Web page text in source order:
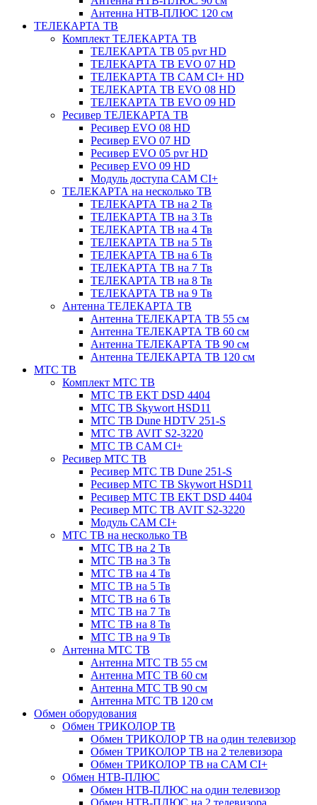
Антенна НТВ-ПЛЮС 120 см
ТЕЛЕКАРТА ТВ
Комплект ТЕЛЕКАРТА ТВ
ТЕЛЕКАРТА ТВ 05 pvr HD
ТЕЛЕКАРТА ТВ EVO 07 HD
ТЕЛЕКАРТА ТВ CAM CI+ HD
ТЕЛЕКАРТА ТВ EVO 08 HD
ТЕЛЕКАРТА ТВ EVO 09 HD
Ресивер ТЕЛЕКАРТА ТВ
Ресивер EVO 08 HD
Ресивер EVO 07 HD
Ресивер EVO 05 pvr HD
Ресивер EVO 09 HD
Модуль доступа CAM CI+
ТЕЛЕКАРТА на несколько ТВ
ТЕЛЕКАРТА ТВ на 2 Тв
ТЕЛЕКАРТА ТВ на 3 Тв
ТЕЛЕКАРТА ТВ на 4 Тв
ТЕЛЕКАРТА ТВ на 5 Тв
ТЕЛЕКАРТА ТВ на 6 Тв
ТЕЛЕКАРТА ТВ на 7 Тв
ТЕЛЕКАРТА ТВ на 8 Тв
ТЕЛЕКАРТА ТВ на 9 Тв
Антенна ТЕЛЕКАРТА ТВ
Антенна ТЕЛЕКАРТА ТВ 55 см
Антенна ТЕЛЕКАРТА ТВ 60 см
Антенна ТЕЛЕКАРТА ТВ 90 см
Антенна ТЕЛЕКАРТА ТВ 120 см
МТС ТВ
Комплект МТС ТВ
МТС ТВ EKT DSD 4404
МТС ТВ Skywort HSD11
МТС ТВ Dune HDTV 251-S
МТС ТВ AVIT S2-3220
МТС ТВ CAM CI+
Ресивер МТС ТВ
Ресивер МТС ТВ Dune 251-S
Ресивер МТС ТВ Skywort HSD11
Ресивер МТС ТВ EKT DSD 4404
Ресивер МТС ТВ AVIT S2-3220
Модуль CAM CI+
МТС ТВ на несколько ТВ
МТС ТВ на 2 Тв
МТС ТВ на 3 Тв
МТС ТВ на 4 Тв
МТС ТВ на 5 Тв
МТС ТВ на 6 Тв
МТС ТВ на 7 Тв
МТС ТВ на 8 Тв
МТС ТВ на 9 Тв
Антенна МТС ТВ
Антенна МТС ТВ 55 см
Антенна МТС ТВ 60 см
Антенна МТС ТВ 90 см
Антенна МТС ТВ 120 см
Обмен оборудования
Обмен ТРИКОЛОР ТВ
Обмен ТРИКОЛОР ТВ на один телевизор
Обмен ТРИКОЛОР ТВ на 2 телевизора
Обмен ТРИКОЛОР ТВ на CAM CI+
Обмен НТВ-ПЛЮС
Обмен НТВ-ПЛЮС на один телевизор
Обмен НТВ-ПЛЮС на 2 телевизора